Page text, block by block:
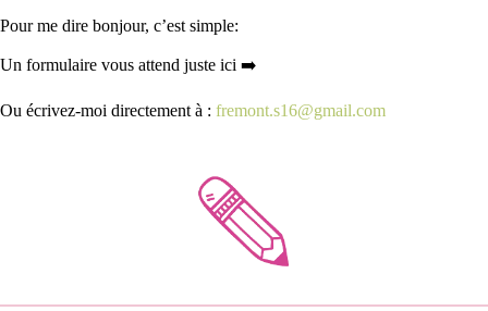
Pour me dire bonjour, c’est simple:
Un formulaire vous attend juste ici ➡️
Ou écrivez-moi directement à : fremont.s16@gmail.com